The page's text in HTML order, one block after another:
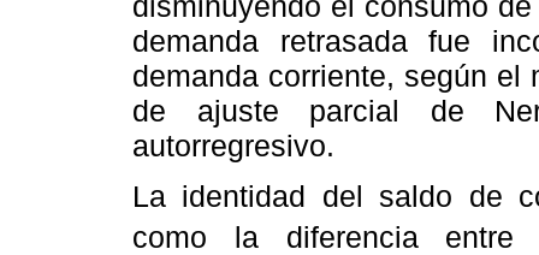
demanda retrasada fue
demanda corriente, según
de ajuste parcial de
autorregresivo.
La identidad del saldo de
como la diferencia entre